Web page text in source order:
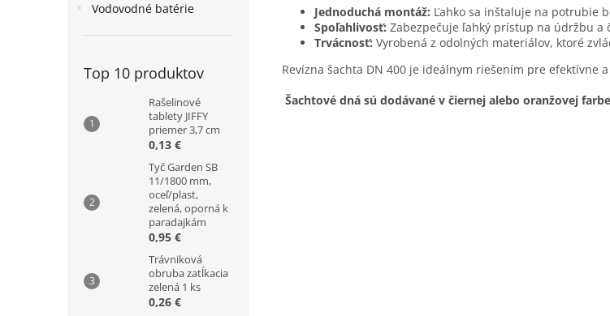
Vodovodné batérie
Top 10 produktov
Rašelinové
tablety JIFFY
priemer 3,7 cm
0,13 €
Tyč Garden SB
11/1800 mm,
oceľ/plast,
zelená, oporná k
paradajkám
0,95 €
Trávniková
obruba zatĺkacia
zelená 1 ks
0,26 €
Jednoduchá montáž: Ľahko sa inštaluje na potrubie
Spoľahlivosť: Zabezpečuje ľahký prístup na údržbu a
Trvácnosť: Vyrobená z odolných materiálov, ktoré
Revízna šachta DN 400 je ideálnym riešením pre efektívne
Šachtové dná sú dodávané v čiernej alebo oranžovej